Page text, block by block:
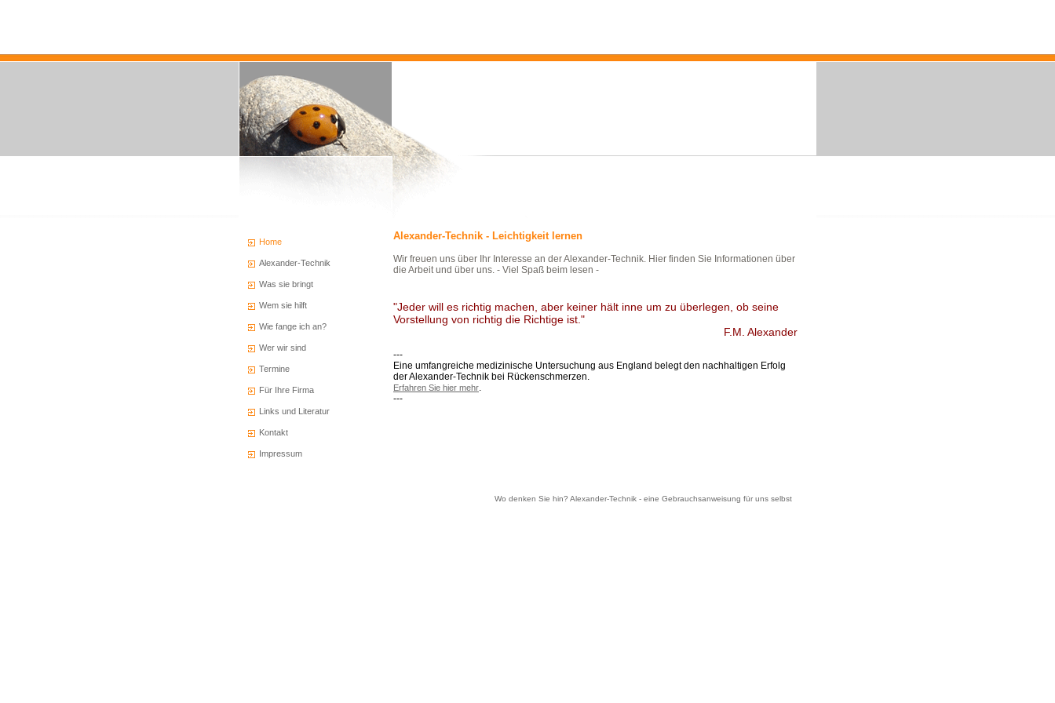
Home
Alexander-Technik
Was sie bringt
Wem sie hilft
Wie fange ich an?
Wer wir sind
Termine
Für Ihre Firma
Links und Literatur
Kontakt
Impressum
Alexander-Technik - Leichtigkeit lernen
Wir freuen uns über Ihr Interesse an der Alexander-Technik. Hier finden Sie Informationen über
die Arbeit und über uns. - Viel Spaß beim lesen -
"Jeder will es richtig machen, aber keiner hält inne um zu überlegen, ob seine
Vorstellung von richtig die Richtige ist."
F.M. Alexander
---
Eine umfangreiche medizinische Untersuchung aus England belegt den nachhaltigen Erfolg
der Alexander-Technik bei Rückenschmerzen.
Erfahren Sie hier mehr.
---
Wo denken Sie hin? Alexander-Technik - eine Gebrauchsanweisung für uns selbst